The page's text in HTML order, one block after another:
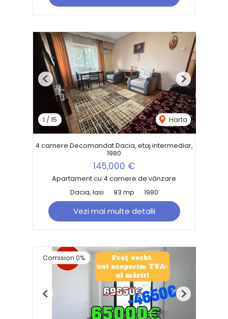
1 /15 Harta
Previous Next
4 camere Decomandat Dacia, etaj intermediar,
1980
145,000 €
Apartament cu 4 camere de vânzare
Dacia, Iasi
93 mp 1980
Vezi mai multe detalii
Comision 0%
Previous Next